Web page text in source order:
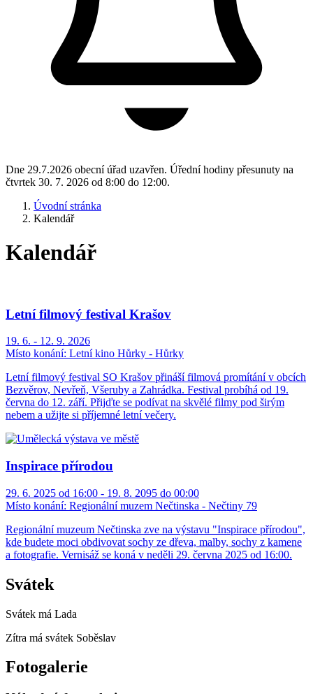
Dne 29.7.2026 obecní úřad uzavřen. Úřední hodiny přesunuty na
čtvrtek 30. 7. 2026 od 8:00 do 12:00.
Úvodní stránka
Kalendář
Kalendář
Letní filmový festival Krašov
19. 6. - 12. 9. 2026
Místo konání: Letní kino Hůrky - Hůrky
Letní filmový festival SO Krašov přináší filmová promítání v obcích
Bezvěrov, Nevřeň, Všeruby a Zahrádka. Festival probíhá od 19.
června do 12. září. Přijďte se podívat na skvělé filmy pod širým
nebem a užijte si příjemné letní večery.
Inspirace přírodou
29. 6. 2025 od 16:00 - 19. 8. 2095 do 00:00
Místo konání: Regionální muzem Nečtinska - Nečtiny 79
Regionální muzeum Nečtinska zve na výstavu "Inspirace přírodou",
kde budete moci obdivovat sochy ze dřeva, malby, sochy z kamene
a fotografie. Vernisáž se koná v neděli 29. června 2025 od 16:00.
Svátek
Svátek má Lada
Zítra má svátek Soběslav
Fotogalerie